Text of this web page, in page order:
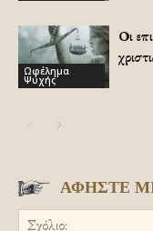
Ωφέλημα
Ψυχής
Οι
ΑΦΗΣΤΕ